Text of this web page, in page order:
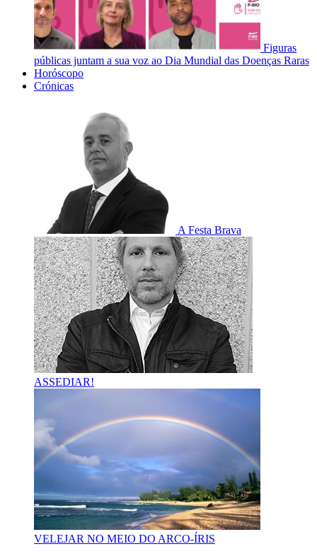
Figuras
públicas juntam a sua voz ao Dia Mundial das Doenças Raras
Horóscopo
Crónicas
A Festa Brava
ASSEDIAR!
VELEJAR NO MEIO DO ARCO-ÍRIS